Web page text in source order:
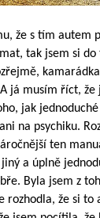
že s tím autem
tak jsem si do
já musím říct, že
jak
na psychiku.
ten
a úplně
Byla jsem z
rozhodla, že si to